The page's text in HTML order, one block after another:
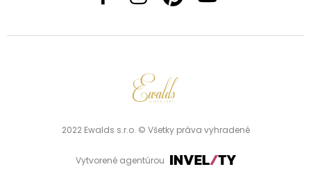
2022 Ewalds s.r.o. © Všetky práva vyhradené
Vytvorené agentúrou